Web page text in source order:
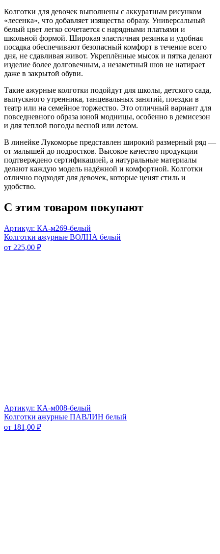
Колготки для девочек выполнены с аккуратным рисунком
«лесенка», что добавляет изящества образу. Универсальный
белый цвет легко сочетается с нарядными платьями и
школьной формой. Широкая эластичная резинка и удобная
посадка обеспечивают безопасный комфорт в течение всего
дня, не сдавливая живот. Укреплённые мысок и пятка делают
изделие более долговечным, а незаметный шов не натирает
даже в закрытой обуви.
Такие ажурные колготки подойдут для школы, детского сада,
выпускного утренника, танцевальных занятий, поездки в
театр или на семейное торжество. Это отличный вариант для
повседневного образа юной модницы, особенно в демисезон
и для теплой погоды весной или летом.
В линейке Лукоморье представлен широкий размерный ряд —
от малышей до подростков. Высокое качество продукции
подтверждено сертификацией, а натуральные материалы
делают каждую модель надёжной и комфортной. Колготки
отлично подходят для девочек, которые ценят стиль и
удобство.
С этим товаром покупают
Артикул: КА-м269-белый
Колготки ажурные ВОЛНА белый
от 225,00 ₽
Артикул: КА-м008-белый
Колготки ажурные ПАВЛИН белый
от 181,00 ₽